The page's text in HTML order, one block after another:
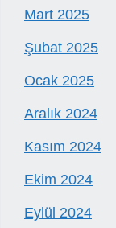
Mart 2025
Şubat 2025
Ocak 2025
Aralık 2024
Kasım 2024
Ekim 2024
Eylül 2024